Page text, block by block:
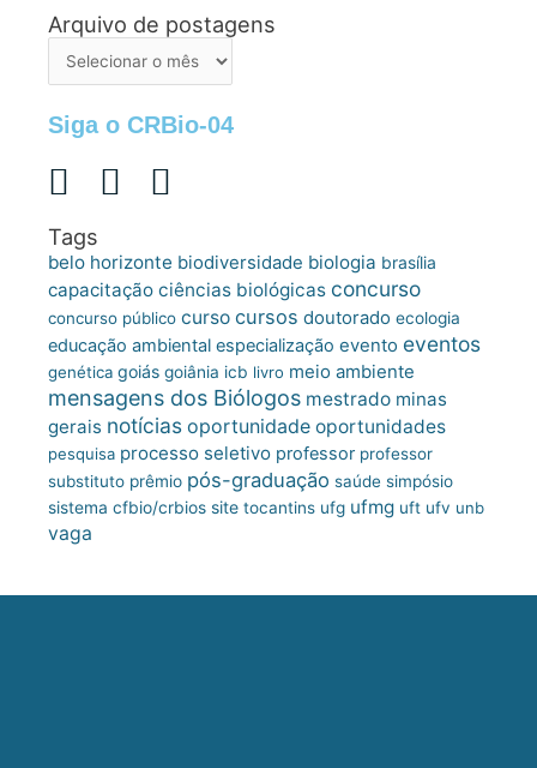
Arquivo de postagens
Arquivo
Siga o CRBio-04
Tags
belo horizonte biodiversidade biologia brasília
capacitação ciências biológicas concurso
concurso público curso cursos doutorado ecologia
educação ambiental especialização evento eventos
genética goiás goiânia icb livro meio ambiente
mensagens dos Biólogos mestrado minas
gerais notícias oportunidade oportunidades
pesquisa processo seletivo professor professor
substituto prêmio pós-graduação saúde simpósio
sistema cfbio/crbios site tocantins ufg ufmg uft ufv unb
vaga